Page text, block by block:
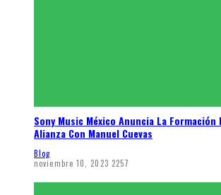
Sony Music México Anuncia La Formación
Alianza Con Manuel Cuevas
Blog
noviembre 10, 2023 2257